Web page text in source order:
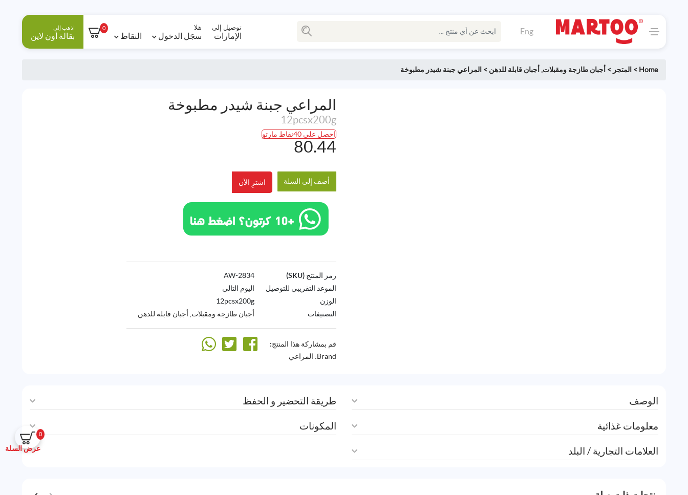
Eng توصيل إلى
الإمارات
هلا
سجَل الدخول النقاط
0 اذهب إلى
بقالة أون لاين
0
عرض السلة
Home
> المتجر > أجبان طازجة ومقبلات, أجبان قابلة للدهن > المراعي جبنة شيدر مطبوخة
المراعي جبنة شيدر مطبوخة
12pcsx200g
احصل على 40نقاط مارتو
80.44
أضف إلى السلة اشترِ الآن
رمز المنتج (SKU)
2834-AW
الموعد التقريبي للتوصيل
اليوم التالي
الوزن
12pcsx200g
التصنيفات
أجبان طازجة ومقبلات, أجبان قابلة للدهن
قم بمشاركة هذا المنتج:
Brand: المراعي
الوصف
معلومات غذائية
العلامات التجارية / البلد
طريقة التحضير و الحفظ
المكونات